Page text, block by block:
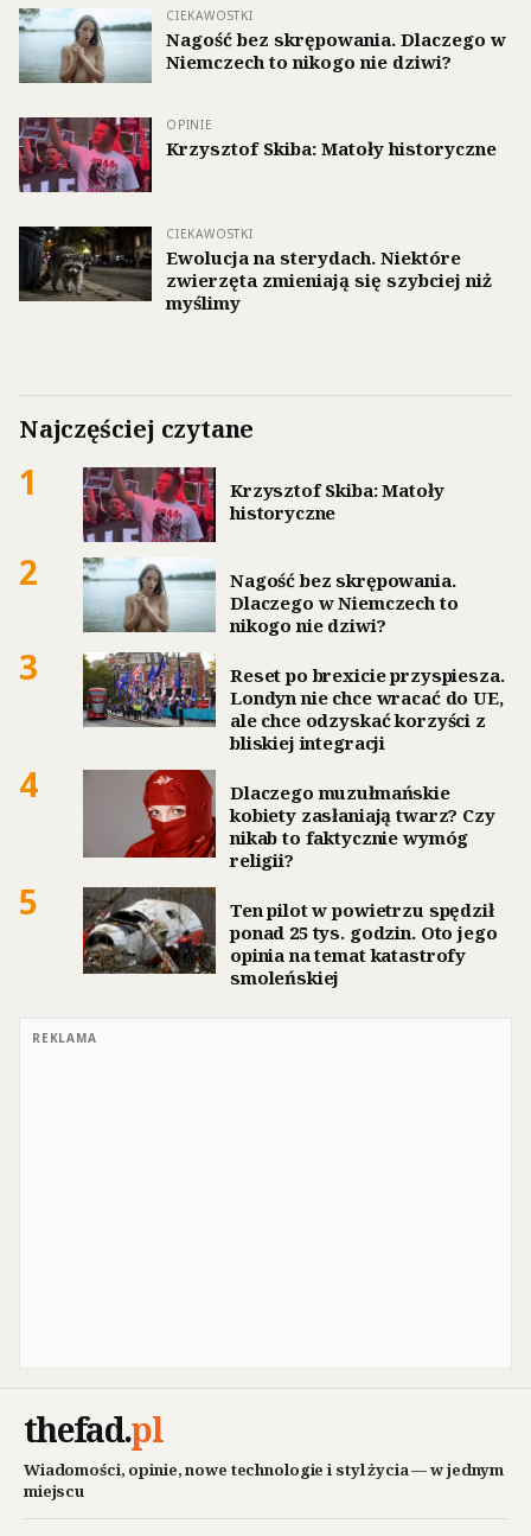
CIEKAWOSTKI
Nagość bez skrępowania. Dlaczego w
Niemczech to nikogo nie dziwi?
OPINIE
Krzysztof Skiba: Matoły historyczne
CIEKAWOSTKI
Ewolucja na sterydach. Niektóre
zwierzęta zmieniają się szybciej niż
myślimy
Najczęściej czytane
1
Krzysztof Skiba: Matoły
historyczne
2
Nagość bez skrępowania.
Dlaczego w Niemczech to
nikogo nie dziwi?
3
Reset po brexicie przyspiesza.
Londyn nie chce wracać do UE,
ale chce odzyskać korzyści z
bliskiej integracji
4
Dlaczego muzułmańskie
kobiety zasłaniają twarz? Czy
nikab to faktycznie wymóg
religii?
5
Ten pilot w powietrzu spędził
ponad 25 tys. godzin. Oto jego
opinia na temat katastrofy
smoleńskiej
REKLAMA
thefad.pl
Wiadomości, opinie, nowe technologie i styl życia — w jednym
miejscu